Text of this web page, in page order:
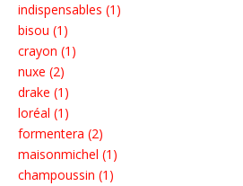
indispensables (1)
bisou (1)
crayon (1)
nuxe (2)
drake (1)
loréal (1)
formentera (2)
maisonmichel (1)
champoussin (1)